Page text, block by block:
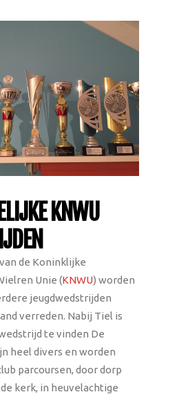
KNWU
de Koninklijke
Unie (KNWU) worden
jeugdwedstrijden
verreden. Nabij Tiel is
te vinden De
heel divers en worden
parcoursen, door dorp
kerk, in heuvelachtige